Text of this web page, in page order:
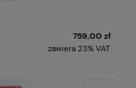
759,00 zł
zawiera 23% VAT